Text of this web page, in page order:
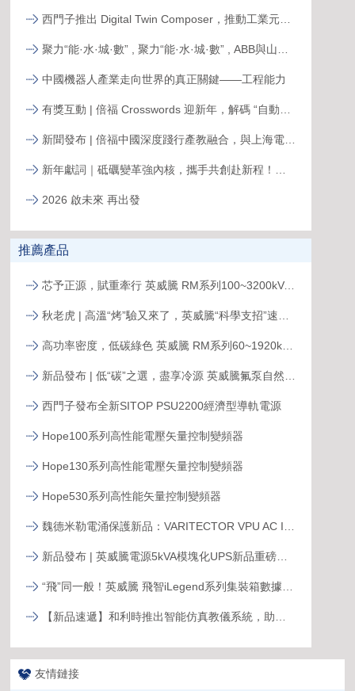
中國機器人產業走向世界的真正關鍵——工程能力
2026 啟未來 再出發
推薦產品
芯予正源，賦重牽行 英威騰 RM系列100~3200kVA模塊化UPS新品發布
西門子發布全新SITOP PSU2200經濟型導軌電源
Hope100系列高性能電壓矢量控制變頻器
Hope130系列高性能電壓矢量控制變頻器
Hope530系列高性能矢量控制變頻器
友情鏈接